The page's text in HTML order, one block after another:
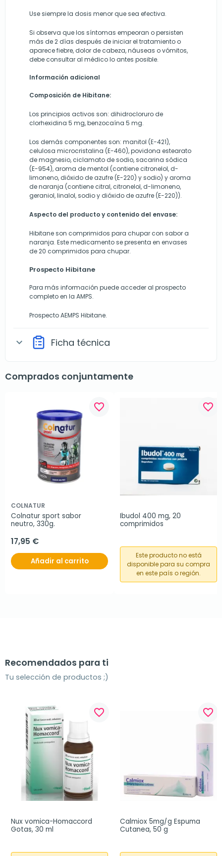
Use siempre la dosis menor que sea efectiva.
Si observa que los síntomas empeoran o persisten
más de 2 días después de iniciar el tratamiento o
aparece fiebre, dolor de cabeza, náuseas o vómitos,
debe consultar al médico lo antes posible.
Información adicional
Composición de Hibitane:
Los principios activos son: dihidrocloruro de
clorhexidina 5 mg, benzocaína 5 mg.
Los demás componentes son: manitol (E-421),
celulosa microcristalina (E-460), povidona estearato
de magnesio, ciclamato de sodio, sacarina sódica
(E-954), aroma de mentol (contiene citronelol, d-
limoneno, dióxido de azufre (E-220) y sodio) y aroma
de naranja (contiene citral, citronelol, d-limoneno,
geraniol, linalol, sodio y dióxido de azufre (E-220)).
Aspecto del producto y contenido del envase:
Hibitane son comprimidos para chupar con sabor a
naranja. Este medicamento se presenta en envases
de 20 comprimidos para chupar.
Prospecto Hibitane
Para más información puede acceder al prospecto
completo en la AMPS.
ProspectoAEMPS Hibitane.
expand_more Ficha técnica
Comprados conjuntamente
favorite_border
COLNATUR
Colnatur sport sabor
neutro, 330g.
17,95 €
Añadir al carrito
favorite_border
Ibudol 400 mg, 20
comprimidos
Este producto no está
disponible para su compra
en este país o región.
Recomendados para ti
Tu selección de productos ;)
favorite_border
Nux vomica-Homaccord
Gotas, 30 ml
favorite_border
Calmiox 5mg/g Espuma
Cutanea, 50 g